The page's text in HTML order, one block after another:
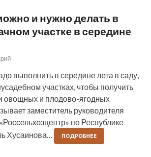
и нужно делать в
участке в середине
выполнить в середине лета в саду,
участках, чтобы получить
овощных и плодово-ягодных
заместитель руководителя
по Республике
Хусаинова…
ПОДРОБНЕЕ